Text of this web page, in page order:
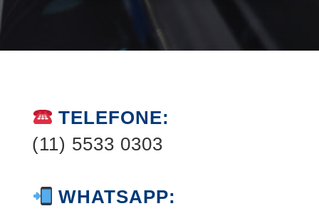
TELEFONE:
(11) 5533 0303
WHATSAPP: